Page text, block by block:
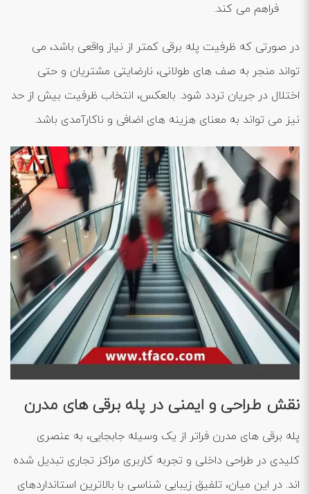
فراهم می‌ کند.
در صورتی که ظرفیت پله برقی کمتر از نیاز واقعی باشد، می
‌تواند منجر به صف‌ های طولانی، نارضایتی مشتریان و حتی
اختلال در جریان تردد شود. بالعکس، انتخاب ظرفیت بیش از حد
نیز می ‌تواند به معنای هزینه ‌های اضافی و ناکارآمدی باشد.
نقش طراحی و ایمنی در پله برقی‌ های مدرن
پله برقی ‌های مدرن فراتر از یک وسیله جابجایی، به عنصری
کلیدی در طراحی داخلی و تجربه کاربری مراکز تجاری تبدیل شده
‌اند. در این میان، تلفیق زیبایی ‌شناسی با بالاترین استانداردهای